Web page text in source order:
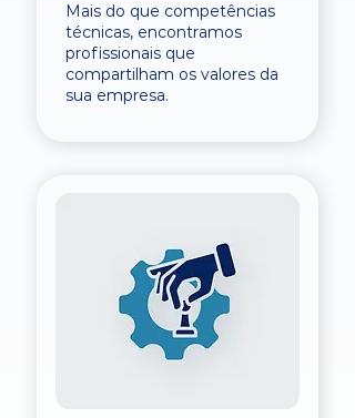
Mais do que competências
técnicas, encontramos
profissionais que
compartilham os valores da
sua empresa.